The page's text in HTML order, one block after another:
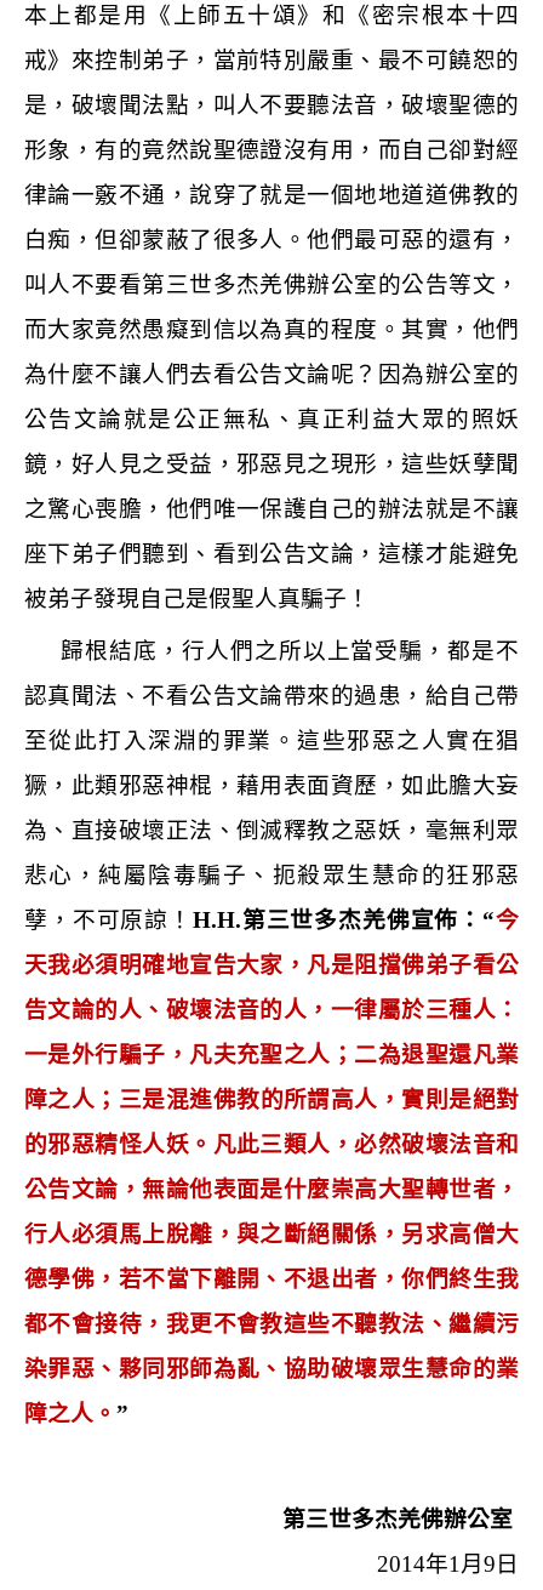
本上都是用《上師五十頌》和《密宗根本十四
戒》來控制弟子，當前特別嚴重、最不可饒恕的
是，破壞聞法點，叫人不要聽法音，破壞聖德的
形象，有的竟然說聖德證沒有用，而自己卻對經
律論一竅不通，說穿了就是一個地地道道佛教的
白痴，但卻蒙蔽了很多人。他們最可惡的還有，
叫人不要看第三世多杰羌佛辦公室的公告等文，
而大家竟然愚癡到信以為真的程度。其實，他們
為什麼不讓人們去看公告文論呢？因為辦公室的
公告文論就是公正無私、真正利益大眾的照妖
鏡，好人見之受益，邪惡見之現形，這些妖孽聞
之驚心喪膽，他們唯一保護自己的辦法就是不讓
座下弟子們聽到、看到公告文論，這樣才能避免
被弟子發現自己是假聖人真騙子！
歸根結底，行人們之所以上當受騙，都是不
認真聞法、不看公告文論帶來的過患，給自己帶
至從此打入深淵的罪業。這些邪惡之人實在猖
獗，此類邪惡神棍，藉用表面資歷，如此膽大妄
為、直接破壞正法、倒滅釋教之惡妖，毫無利眾
悲心，純屬陰毒騙子、扼殺眾生慧命的狂邪惡
孽，不可原諒！ H.H.第三世多杰羌佛宣佈： “今
天我必須明確地宣告大家，凡是阻擋佛弟子看公
告文論的人、破壞法音的人，一律屬於三種人：
一是外行騙子，凡夫充聖之人；二為退聖還凡業
障之人；三是混進佛教的所謂高人，實則是絕對
的邪惡精怪人妖。凡此三類人，必然破壞法音和
公告文論，無論他表面是什麼崇高大聖轉世者，
行人必須馬上脫離，與之斷絕關係，另求高僧大
德學佛，若不當下離開、不退出者，你們終生我
都不會接待，我更不會教這些不聽教法、繼續污
染罪惡、夥同邪師為亂、協助破壞眾生慧命的業
障之人。 ”
第三世多杰羌佛辦公室
2014年1 月 9 日